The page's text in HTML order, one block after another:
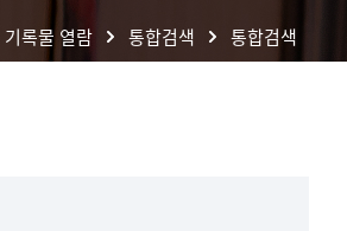
기록물 열람 통합검색 통합검색